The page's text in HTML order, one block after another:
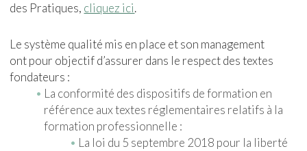
des Pratiques, cliquez ici.
Le système qualité mis en place et son management
ont pour objectif d’assurer dans le respect des textes
fondateurs :
La conformité des dispositifs de formation en
référence aux textes réglementaires relatifs à la
formation professionnelle :
La loi du 5 septembre 2018 pour la liberté